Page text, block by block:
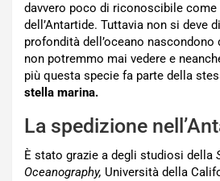
davvero poco di riconoscibile come
dell’Antartide. Tuttavia non si deve
profondità dell’oceano nascondono
non potremmo mai vedere e
più questa specie fa parte della
stella marina.
La spedizione
È stato grazie a degli studiosi della
Oceanography, Università della